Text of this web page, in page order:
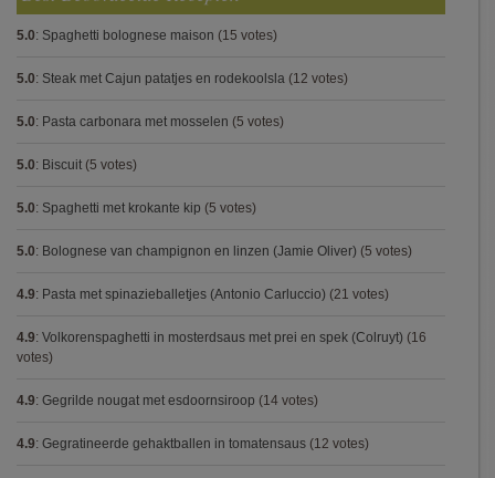
5.0: Spaghetti bolognese maison (15 votes)
5.0: Steak met Cajun patatjes en rodekoolsla (12 votes)
5.0: Pasta carbonara met mosselen (5 votes)
5.0: Biscuit (5 votes)
5.0: Spaghetti met krokante kip (5 votes)
5.0: Bolognese van champignon en linzen (Jamie Oliver) (5 votes)
4.9: Pasta met spinazieballetjes (Antonio Carluccio) (21 votes)
4.9: Volkorenspaghetti in mosterdsaus met prei en spek (Colruyt) (16
votes)
4.9: Gegrilde nougat met esdoornsiroop (14 votes)
4.9: Gegratineerde gehaktballen in tomatensaus (12 votes)